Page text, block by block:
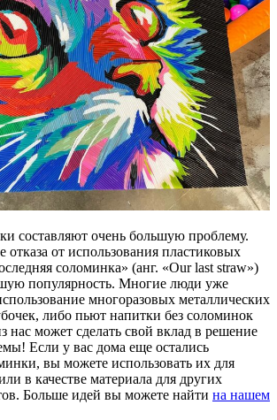
составляют очень большую проблему.
от использования пластиковых
соломинка» (анг. «Our last straw»)
популярность. Многие люди уже
многоразовых металлических
либо пьют напитки без соломинок
может сделать свой вклад в решение
Если у вас дома еще остались
вы можете использовать их для
в качестве материала для других
Больше идей вы можете найти на нашем